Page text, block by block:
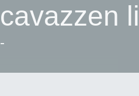
cavazzen
-